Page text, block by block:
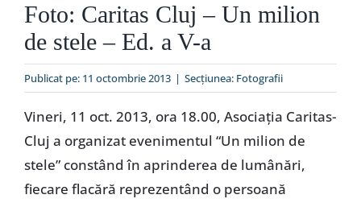
Organizare
Liturgic
Foto: Caritas Cluj – Un milion
de stele – Ed. a V-a
Publicat pe: 11 octombrie 2013 | Secțiunea: Fotografii
Vineri, 11 oct. 2013, ora 18.00, Asociaţia Caritas-
Cluj a organizat evenimentul “Un milion de
stele” constând în aprinderea de lumânări,
fiecare flacără reprezentând o persoană